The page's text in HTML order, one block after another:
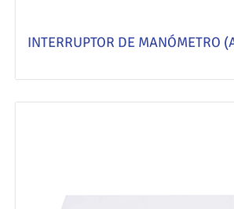
INTERRUPTOR DE MANÓMETRO